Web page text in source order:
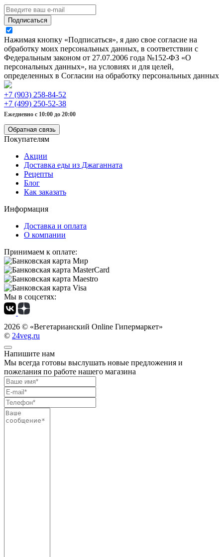
Подписаться
Нажимая кнопку «Подписаться», я даю свое согласие на
обработку моих персональных данных, в соответствии с
Федеральным законом от 27.07.2006 года №152-ФЗ «О
персональных данных», на условиях и для целей,
определенных в Согласии на обработку персональных данных
+7 (903) 258-84-52
+7 (499) 250-52-38
Ежедневно с 10:00 до 20:00
Обратная связь
Покупателям
Акции
Доставка еды из Джаганната
Рецепты
Блог
Как заказать
Информация
Доставка и оплата
О компании
Принимаем к оплате:
Мы в соцсетях:
2026 © «Вегетарианский Online Гипермаркет»
© 24veg.ru
Напишите нам
Мы всегда готовы выслушать новые предложения и
пожелания по работе нашего магазина